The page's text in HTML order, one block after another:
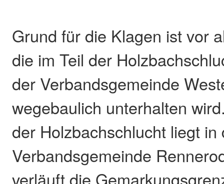
Grund für die Klagen ist vor
die im Teil der
der Verbandsgemeinde
wegebaulich unterhalten
der Holzbachschlucht liegt in
Verbandsgemeinde
verläuft die